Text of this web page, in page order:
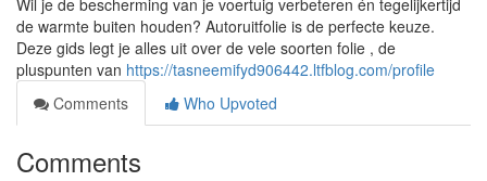
Wil je de bescherming van je voertuig verbeteren én tegelijkertijd
de warmte buiten houden? Autoruitfolie is de perfecte keuze.
Deze gids legt je alles uit over de vele soorten folie , de
pluspunten van https://tasneemifyd906442.ltfblog.com/profile
Comments
Who Upvoted
Comments